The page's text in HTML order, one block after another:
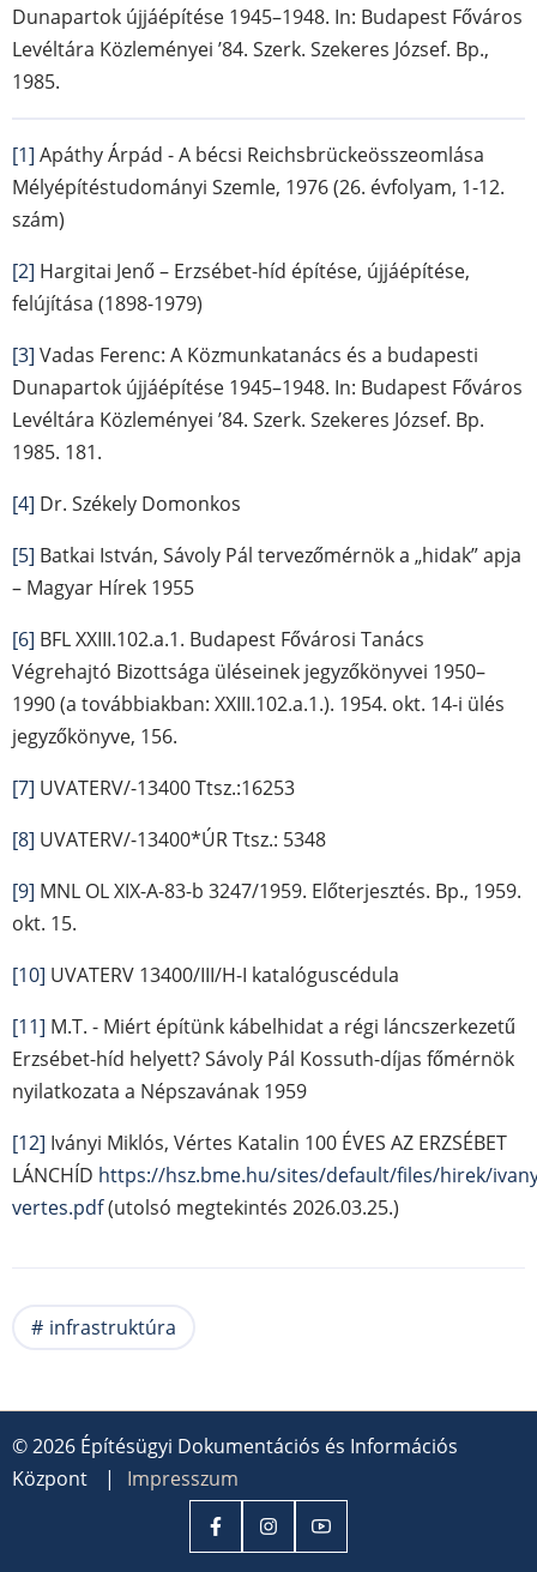
Dunapartok újjáépítése 1945–1948. In: Budapest Főváros
Levéltára Közleményei ’84. Szerk. Szekeres József. Bp.,
1985.
[1] Apáthy Árpád - A bécsi Reichsbrückeösszeomlása
Mélyépítéstudományi Szemle, 1976(26. évfolyam, 1-12.
szám)
[2] Hargitai Jenő – Erzsébet-híd építése, újjáépítése,
felújítása (1898-1979)
[3] Vadas Ferenc: A Közmunkatanács és a budapesti
Dunapartok újjáépítése 1945–1948. In: Budapest Főváros
Levéltára Közleményei ’84. Szerk. Szekeres József. Bp.
1985. 181.
[4] Dr. Székely Domonkos
[5] Batkai István, Sávoly Pál tervezőmérnök a „hidak” apja
– Magyar Hírek 1955
[6] BFL XXIII.102.a.1. Budapest Fővárosi Tanács
Végrehajtó Bizottsága üléseinek jegyzőkönyvei 1950–
1990 (a továbbiakban: XXIII.102.a.1.). 1954. okt. 14-i ülés
jegyzőkönyve, 156.
[7] UVATERV/-13400 Ttsz.:16253
[8] UVATERV/-13400*ÚR Ttsz.: 5348
[9] MNL OL XIX-A-83-b 3247/1959. Előterjesztés. Bp., 1959.
okt. 15.
[10] UVATERV 13400/III/H-I katalóguscédula
[11] M.T. - Miért építünk kábelhidat a régi láncszerkezetű
Erzsébet-híd helyett? Sávoly Pál Kossuth-díjas főmérnök
nyilatkozata a Népszavának 1959
[12] Iványi Miklós, Vértes Katalin 100 ÉVES AZ ERZSÉBET
LÁNCHÍD https://hsz.bme.hu/sites/default/files/hirek/
vertes.pdf(utolsó megtekintés 2026.03.25.)
infrastruktúra
© 2026 Építésügyi Dokumentációs és Információs
Központ
| Impresszum